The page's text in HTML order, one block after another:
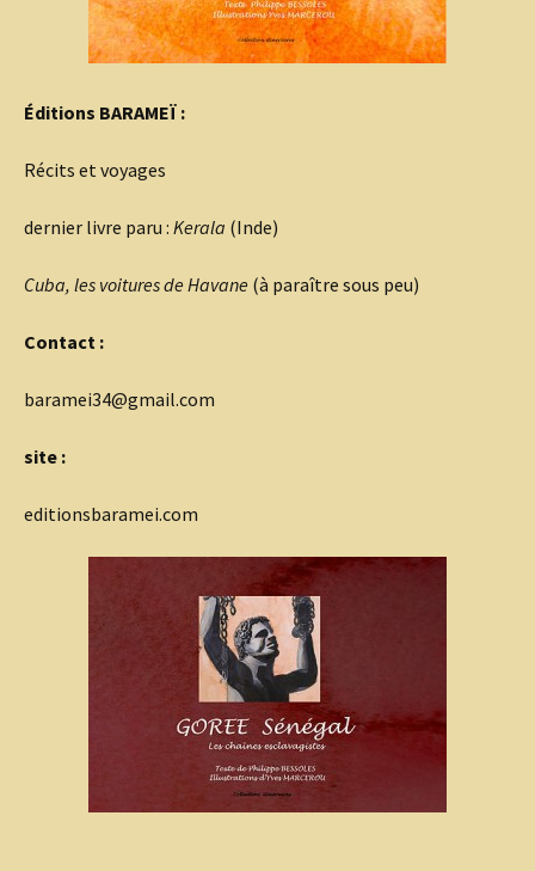
Éditions BARAMEÏ :
Récits et voyages
dernier livre paru : Kerala (Inde)
Cuba, les voitures de Havane (à paraître sous peu)
Contact :
baramei34@gmail.com
site :
editionsbaramei.com